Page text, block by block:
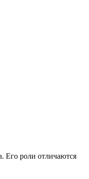
Его роли отличаются